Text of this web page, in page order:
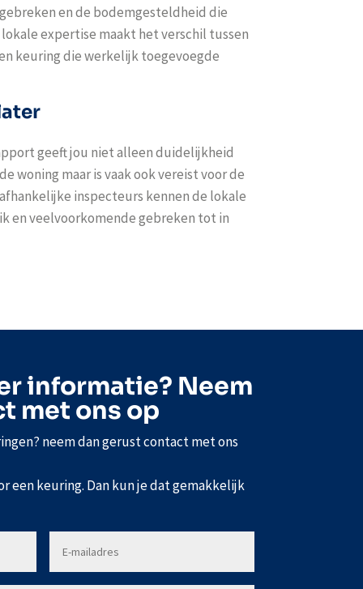
en de bodemgesteldheid die
expertise maakt het verschil tussen
keuring die werkelijk toegevoegde
geeft jou niet alleen duidelijkheid
woning maar is vaak ook vereist voor de
inspecteurs kennen de lokale
en veelvoorkomende gebreken tot in
informatie? Neem
met ons op
neem dan gerust contact met ons
een keuring. Dan kun je dat gemakkelijk